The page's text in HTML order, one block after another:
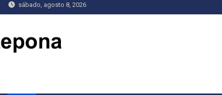
sábado, agosto 8, 2026